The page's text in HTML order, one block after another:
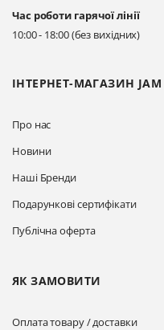
ІНТЕРНЕТ-МАГАЗИН JAM
Про нас
Новини
Наші Бренди
Подарункові сертифікати
Публічна оферта
ЯК ЗАМОВИТИ
Оплата товару / доставки
Час роботи гарячої лінії
10:00 - 18:00 (без вихідних)